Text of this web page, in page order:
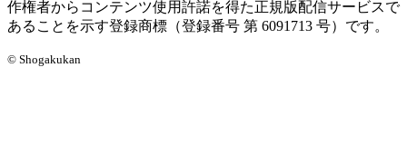
作権者からコンテンツ使用許諾を得た正規版配信サービスで
あることを示す登録商標（登録番号 第 6091713 号）です。
© Shogakukan